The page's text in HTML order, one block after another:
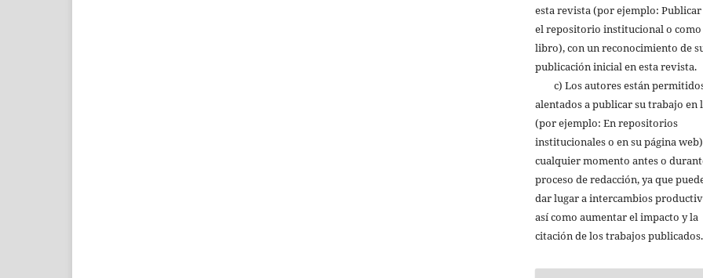
esta revista (por ejemplo: Publicar
el repositorio institucional o
libro), con un reconocimiento de
publicación inicial en esta revista.
c) Los autores están
alentados a publicar su trabajo en
(por ejemplo: En repositorios
institucionales o en su página
cualquier momento antes o
proceso de redacción, ya que
dar lugar a intercambios
así como aumentar el impacto y la
citación de los trabajos publicados.